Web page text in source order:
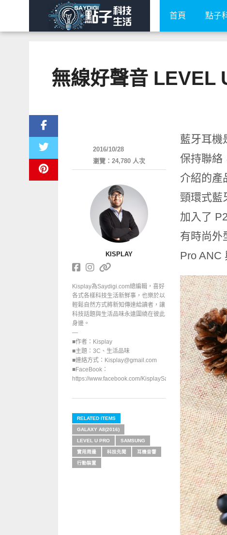
首頁 點子
無線好聲音 LEVEL
藍牙耳機
保持聯絡
介紹的產
頸環式藍
加入了
有時尚外
Pro ANC
2016/10/28
瀏覽：24,780 人次
KISPLAY
Kisplay為Saydigi.com總編輯，喜好
各式各樣科技生活新鮮事，也樂於以
輕鬆自然方式將新知傳達給讀者，讓
科技話題與生活品味永遠圍繞在彼此
身邊。
—
■作者：Kisplay
■主題：3C、生活品味
■連絡方式：Kisplay@gmail.com
■FaceBook：
https://www.facebook.com/KisplaySayGoodbuy/
RELATED ITEMS
GALAXY A8(2016)
LEVEL U PRO SAMSUNG
實用周邊 科技先聞 耳機音響
行動裝置